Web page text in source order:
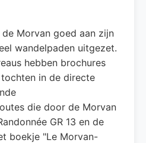
Morvan goed aan zijn
wandelpaden uitgezet.
hebben brochures
in de directe
die door de Morvan
GR 13 en de
boekje "Le Morvan-